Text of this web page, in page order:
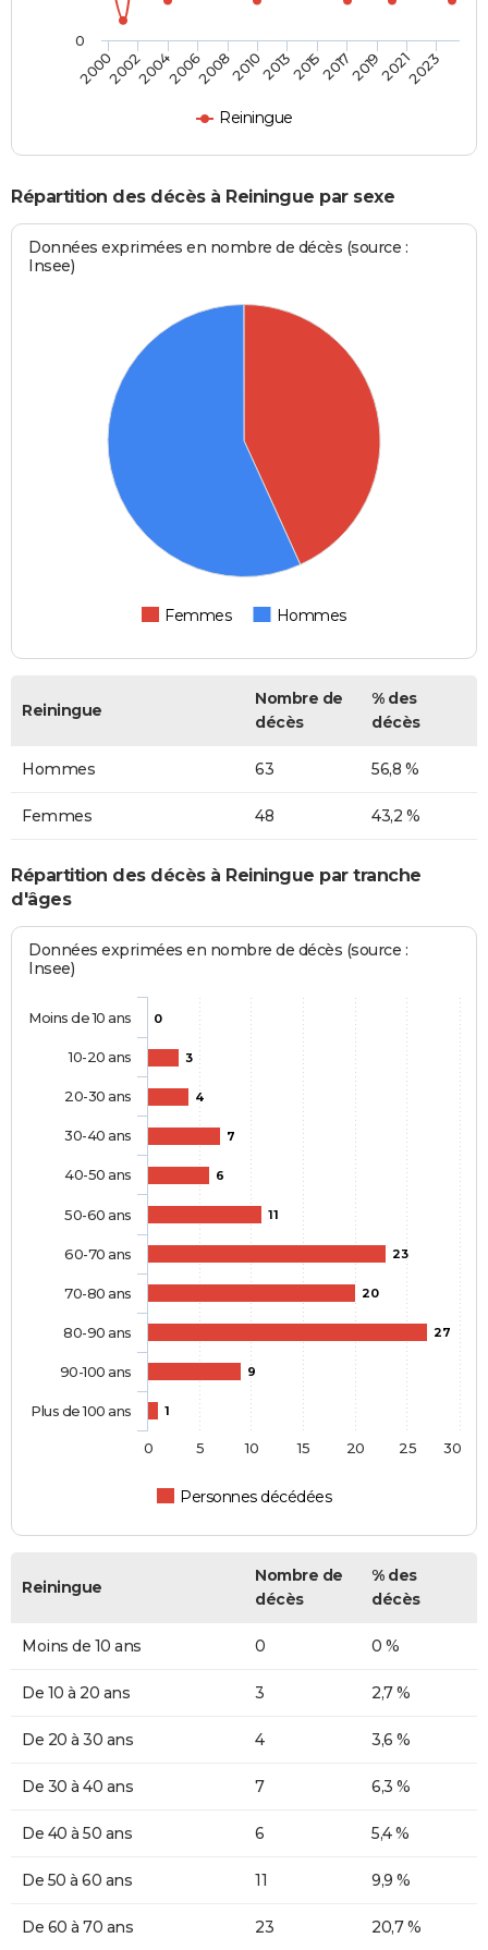
Reiningue
200020022004200620082010201320152017201920212023
0
Répartition des décès à Reiningue par sexe
Données exprimées en nombre de décès (source :
Insee)
Femmes Hommes
Reiningue
Nombre de
décès
% des
décès
Hommes 63 56,8 %
Femmes 48 43,2 %
Répartition des décès à Reiningue par tranche
d'âges
Données exprimées en nombre de décès (source :
Insee)
0
3
4
7
6
11
23
20
27
9
1
Personnes décédées
Moins de 10 ans
10-20 ans
20-30 ans
30-40 ans
40-50 ans
50-60 ans
60-70 ans
70-80 ans
80-90 ans
90-100 ans
Plus de 100 ans
0 5 10 15 20 25 30
Reiningue
Nombre de
décès
% des
décès
Moins de 10 ans 0 0 %
De 10 à 20 ans 3 2,7 %
De 20 à 30 ans 4 3,6 %
De 30 à 40 ans 7 6,3 %
De 40 à 50 ans 6 5,4 %
De 50 à 60 ans 11 9,9 %
De 60 à 70 ans 23 20,7 %